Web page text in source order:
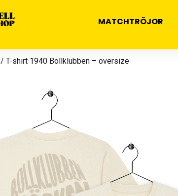
MATCHTRÖJOR
/ T-shirt 1940 Bollklubben – oversize